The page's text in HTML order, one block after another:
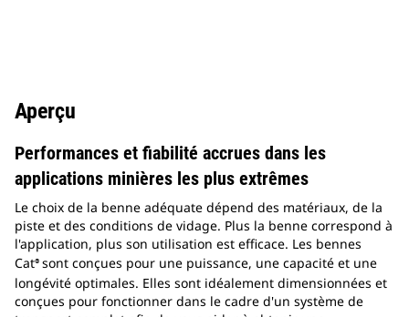
Aperçu
Performances et fiabilité accrues dans les
applications minières les plus extrêmes
Le choix de la benne adéquate dépend des matériaux, de la
piste et des conditions de vidage. Plus la benne correspond à
l'application, plus son utilisation est efficace. Les bennes
Cat® sont conçues pour une puissance, une capacité et une
longévité optimales. Elles sont idéalement dimensionnées et
conçues pour fonctionner dans le cadre d'un système de